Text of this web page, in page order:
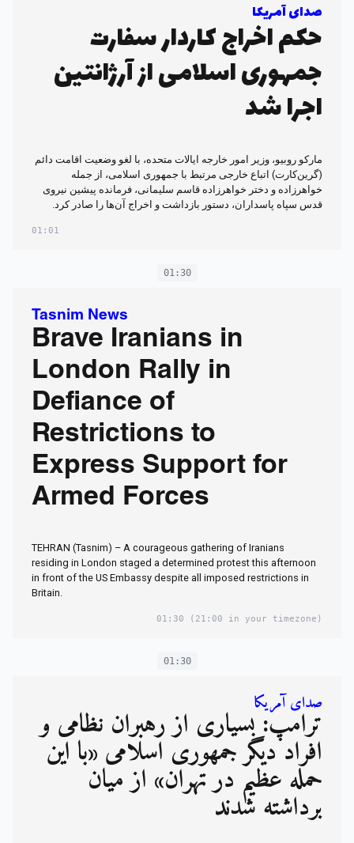
صدای آمریکا
حکم اخراج کاردار سفارت
جمهوری اسلامی از آرژانتین
اجرا شد
مارکو روبیو، وزیر امور خارجه ایالات متحده، با لغو وضعیت اقامت دائم
(گرین‌کارت) اتباع خارجی مرتبط با جمهوری اسلامی، از جمله
خواهرزاده و دختر خواهرزاده قاسم سلیمانی، فرمانده پیشین نیروی
قدس سپاه پاسداران، دستور بازداشت و اخراج آن‌ها را صادر کرد.
01:01
01:30
Tasnim News
Brave Iranians in
London Rally in
Defiance of
Restrictions to
Express Support for
Armed Forces
TEHRAN (Tasnim) – A courageous gathering of Iranians
residing in London staged a determined protest this afternoon
in front of the US Embassy despite all imposed restrictions in
Britain.
01:30 (21:00 in your timezone)
01:30
صدای آمریکا
ترامپ: بسیاری از رهبران نظامی و
افراد دیگر جمهوری اسلامی «با این
حمله عظیم در تهران» از میان
برداشته شدند